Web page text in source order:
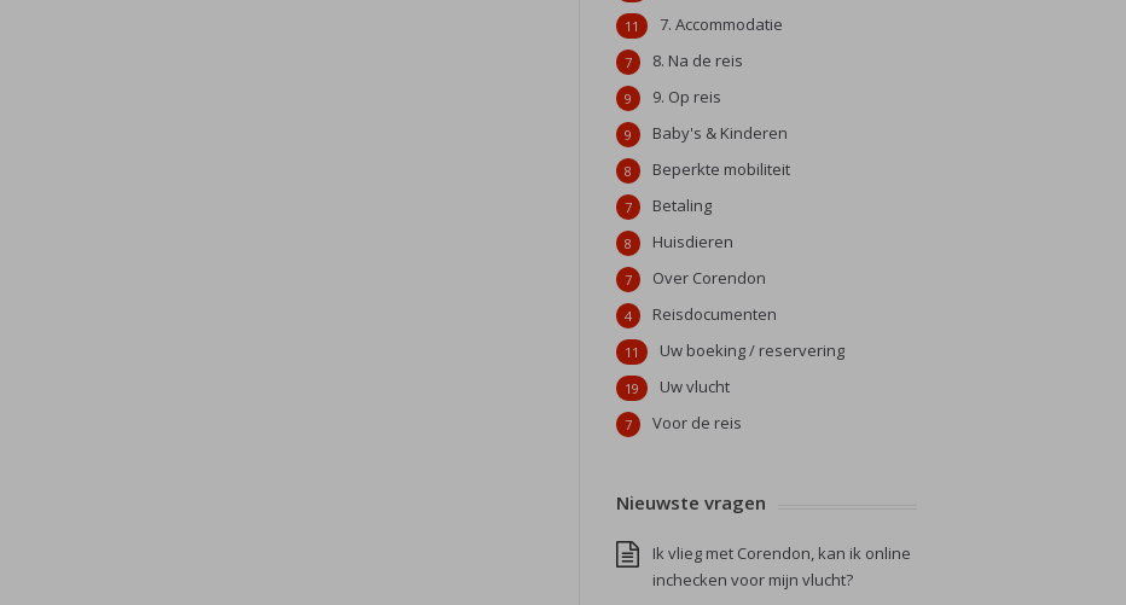
7. Accommodatie
11
8. Na de reis
7
9. Op reis
9
Baby's & Kinderen
9
Beperkte mobiliteit
8
Betaling
7
Huisdieren
8
Over Corendon
7
Reisdocumenten
4
Uw boeking / reservering
11
Uw vlucht
19
Voor de reis
7
Nieuwste vragen
Ik vlieg met Corendon, kan ik online
inchecken voor mijn vlucht?